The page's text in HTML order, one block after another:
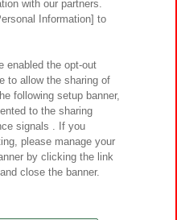
クセシビリティ方針と検証結果
よくあるご質問・お問い合わせ
Inc.
Lab Inc.
with our partners.
Information] to
enabled the opt-out
to allow the sharing of
following setup banner,
to the sharing
signals . If you
please manage your
by clicking the link
close the banner.